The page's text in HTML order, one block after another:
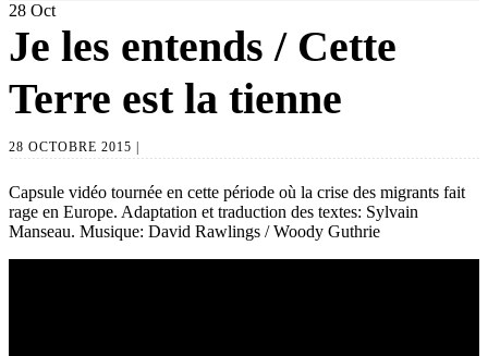
28 Oct
Je les entends / Cette
Terre est la tienne
28 OCTOBRE 2015 |
Capsule vidéo tournée en cette période où la crise des migrants fait
rage en Europe. Adaptation et traduction des textes: Sylvain
Manseau. Musique: David Rawlings / Woody Guthrie